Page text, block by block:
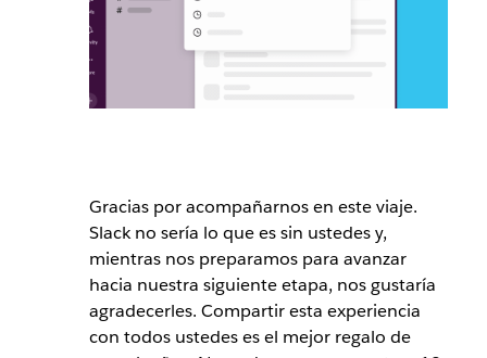
Gracias por acompañarnos en este viaje.
Slack no sería lo que es sin ustedes y,
mientras nos preparamos para avanzar
hacia nuestra siguiente etapa, nos gustaría
agradecerles. Compartir esta experiencia
con todos ustedes es el mejor regalo de